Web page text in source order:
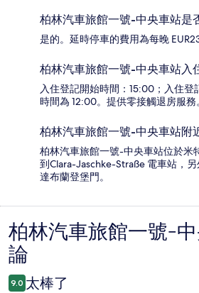
柏林汽車旅館一號-中央車站是
是的。延時停車的費用為每晚 EUR23
柏林汽車旅館一號-中央車站入
入住登記開始時間：15:00；入住
時間為 12:00。提供零接觸退房服務。
柏林汽車旅館一號-中央車站附
柏林汽車旅館一號-中央車站位於米
到Clara-Jaschke-Straße 電車站，
達布蘭登堡門。
評
論
柏林汽車旅館一號-
論
9.0 太棒了